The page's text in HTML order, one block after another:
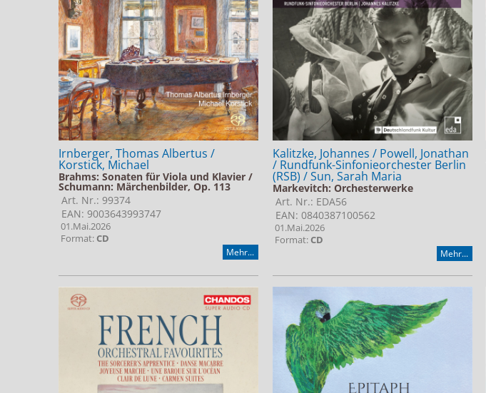
Irnberger, Thomas Albertus /
Korstick, Michael
Brahms: Sonaten für Viola und Klavier /
Schumann: Märchenbilder, Op. 113
Art. Nr.: 99374
EAN: 9003643993747
01.Mai.2026
Format:CD
Mehr...
Kalitzke, Johannes / Powell, Jonathan
/ Rundfunk-Sinfonieorchester Berlin
(RSB) / Sun, Sarah Maria
Markevitch: Orchesterwerke
Art. Nr.: EDA56
EAN: 0840387100562
01.Mai.2026
Format:CD
Mehr...